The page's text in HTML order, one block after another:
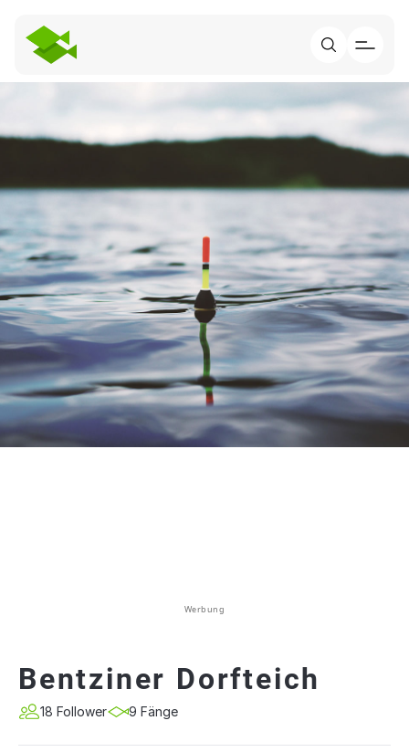
Werbung
Bentziner Dorfteich
18 Follower 9 Fänge